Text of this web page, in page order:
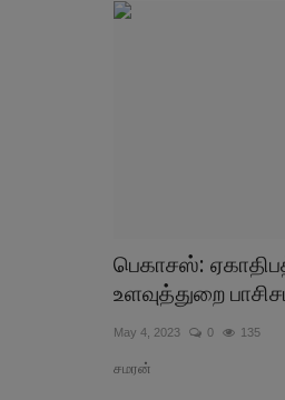
பெகாசஸ்:
உளவுத்துறை
May 4, 2023 0 135
சமரன்